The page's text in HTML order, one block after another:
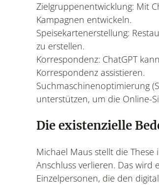
Zielgruppenentwicklung: Mit
Kampagnen entwickeln.
Speisekartenerstellung:
zu erstellen.
Korrespondenz: ChatGPT
Korrespondenz assistieren.
Suchmaschinenoptimierung
unterstützen, um die Online-
Die existenzielle
Michael Maus stellt die
Anschluss verlieren. Das wird
Einzelpersonen, die den